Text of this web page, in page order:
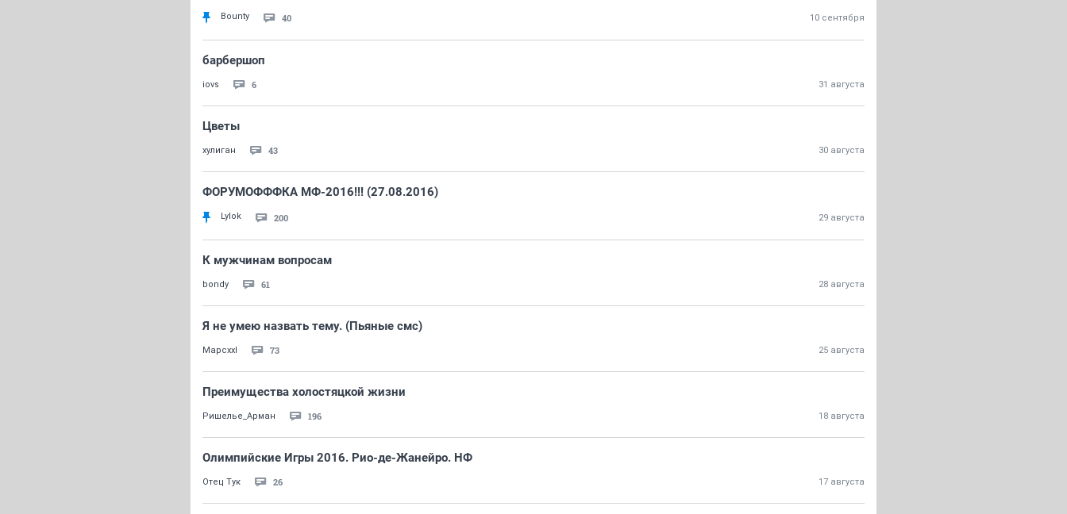
Bounty 40 10 сентября
барбершоп
iovs 6 31 августа
Цветы
хулиган 43 30 августа
ФОРУМОФФФКА МФ-2016!!! (27.08.2016)
Lylok 200 29 августа
К мужчинам вопросам
bondy 61 28 августа
Я не умею назвать тему. (Пьяные смс)
Mapcxxl 73 25 августа
Преимущества холостяцкой жизни
Ришелье_Арман 196 18 августа
Олимпийские Игры 2016. Рио-де-Жанейро. НФ
Отец Тук 26 17 августа